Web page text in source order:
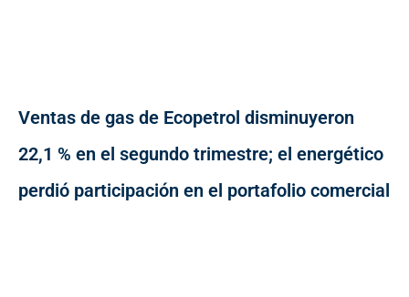
Ventas de gas de Ecopetrol disminuyeron
22,1 % en el segundo trimestre; el energético
perdió participación en el portafolio comercial